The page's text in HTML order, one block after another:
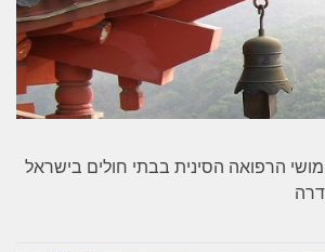
הרפואה הסינית בבתי חולים בישראל